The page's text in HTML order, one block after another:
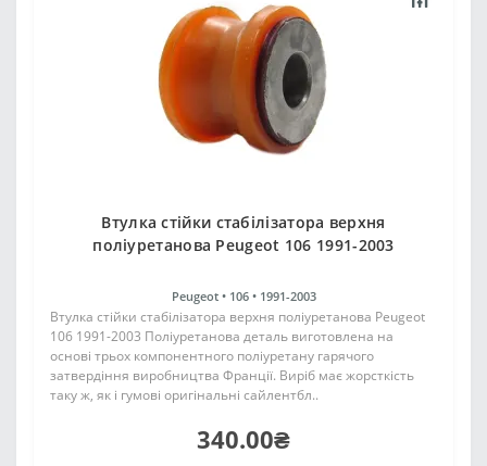
Втулка стійки стабілізатора верхня
поліуретанова Peugeot 106 1991-2003
Peugeot • 106 • 1991-2003
Втулка стійки стабілізатора верхня поліуретанова Peugeot
106 1991-2003 Поліуретанова деталь виготовлена на
основі трьох компонентного поліуретану гарячого
затвердіння виробництва Франції. Виріб має жорсткість
таку ж, як і гумові оригінальні сайлентбл..
340.00₴